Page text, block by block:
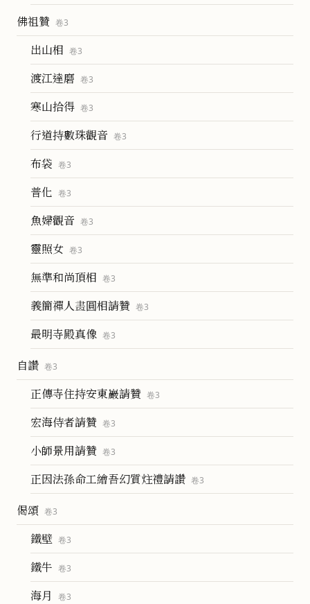
佛祖贊 卷3
出山相 卷3
渡江達磨 卷3
寒山拾得 卷3
行道持數珠觀音 卷3
布袋 卷3
普化 卷3
魚婦觀音 卷3
靈照女 卷3
無準和尚頂相 卷3
義簡禪人𦘕圓相請贊 卷3
最明寺殿真像 卷3
自讚 卷3
正傳寺住持安東巖請贊 卷3
宏海侍者請贊 卷3
小師景用請贊 卷3
正因法孫命工繪吾幻質炷禮請讚 卷3
偈頌 卷3
鐵壁 卷3
鐵牛 卷3
海月 卷3